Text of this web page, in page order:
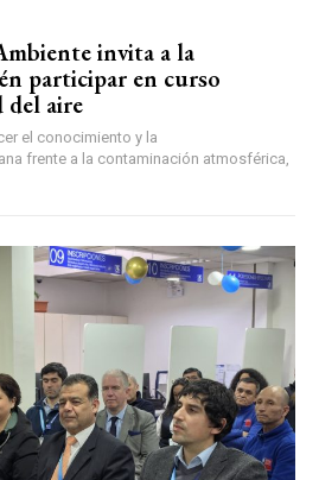
invita a la
participar en curso
del aire
el conocimiento y la
frente a la contaminación atmosférica,